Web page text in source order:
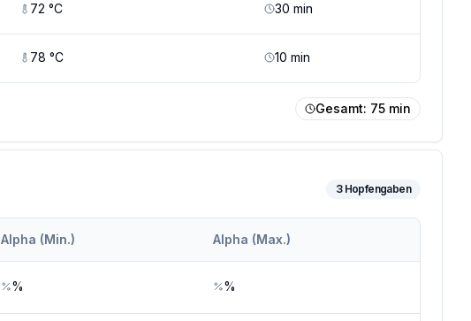
72 °C 30 min
78 °C 10 min
Gesamt: 75 min
3Hopfengaben
Alpha (Min.) Alpha (Max.)
% %